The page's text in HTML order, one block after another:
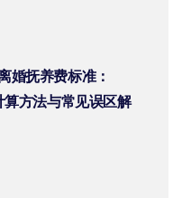
婚抚养费标准：
方法与常见误区解